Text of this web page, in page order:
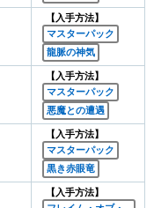
【入手方法】
マスターパック
龍脈の神気
【入手方法】
マスターパック
悪魔との遭遇
【入手方法】
マスターパック
黒き赤眼竜
【入手方法】